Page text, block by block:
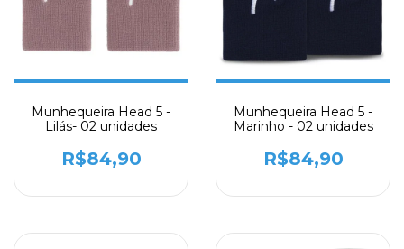
Munhequeira Head 5 -
Lilás- 02 unidades
R$84,90
Munhequeira Head 5 -
Marinho - 02 unidades
R$84,90